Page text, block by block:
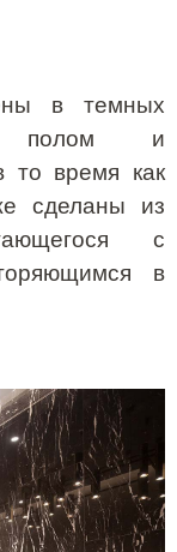
в темных
полом и
то время как
сделаны из
с
в